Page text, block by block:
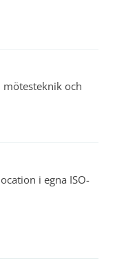
mötesteknik och
i egna ISO-